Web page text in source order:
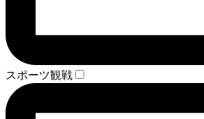
スポーツ観戦